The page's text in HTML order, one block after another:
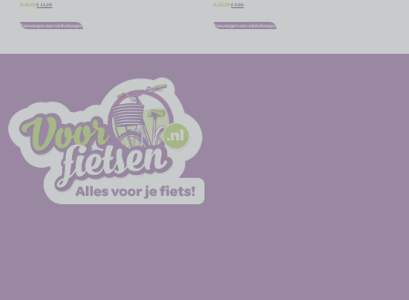
€ 16,75 € 15,08
Toevoegen aan winkelwagen
€ 10,95 € 9,86
Toevoegen aan winkelwagen